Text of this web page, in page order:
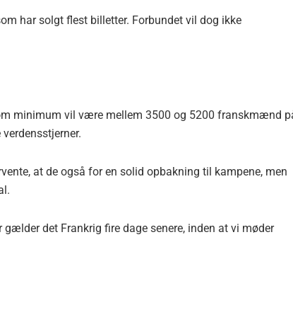
har solgt flest billetter. Forbundet vil dog ikke
minimum vil være mellem 3500 og 5200 franskmænd
at de også for en solid opbakning til kampene, men
det Frankrig fire dage senere, inden at vi møder